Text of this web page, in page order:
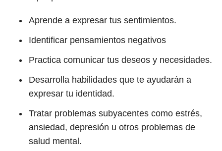
Aprende a expresar tus sentimientos.
Identificar pensamientos negativos
Practica comunicar tus deseos y necesidades.
Desarrolla habilidades que te ayudarán a
expresar tu identidad.
Tratar problemas subyacentes como estrés,
ansiedad, depresión u otros problemas de
salud mental.